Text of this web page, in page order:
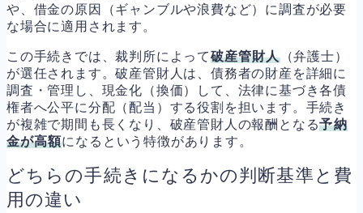
や、借金の原因（ギャンブルや浪費など）に調査が必要
な場合に適用されます。
この手続きでは、裁判所によって破産管財人（弁護士）
が選任されます。破産管財人は、債務者の財産を詳細に
調査・管理し、現金化（換価）して、法律に基づき各債
権者へ公平に分配（配当）する役割を担います。手続き
が複雑で期間も長くなり、破産管財人の報酬となる予納
金が高額になるという特徴があります。
どちらの手続きになるかの判断基準と費
用の違い